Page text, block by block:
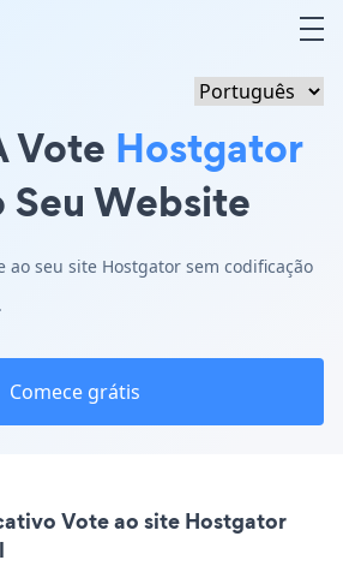
Vote Hostgator
Seu Website
ao seu site Hostgator sem codificação
Comece grátis
Vote ao site Hostgator